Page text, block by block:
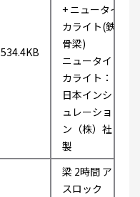
534.4KB
+ ニュータイ
カライト(鉄
骨梁)
ニュータイ
カライト：
日本インシ
ュレーショ
ン（株）社
製
梁 2時間 ア
スロック